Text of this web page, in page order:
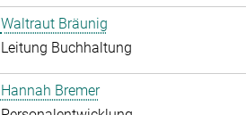
Waltraut Bräunig
Leitung Buchhaltung
Hannah Bremer